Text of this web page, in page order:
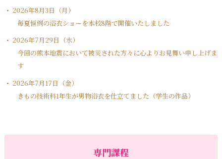
2026年8月3日（月）
毎夏恒例の浴衣ショーを本校8階で開催いたしました
2026年7月29日（水）
今回の熊本地震において被災された方々に心よりお見舞い申し上げま
す
2026年7月17日（金）
きもの技術科1年生が男物浴衣を仕立てました（学生の作品）
専門課程